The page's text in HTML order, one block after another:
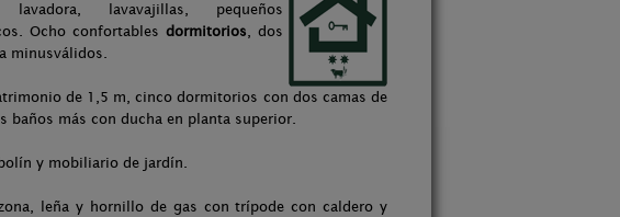
lavavajillas, pequeños
Ocho confortables dormitorios, dos
minusválidos.
de 1,5 m, cinco dormitorios con dos camas de
baños más con ducha en planta superior.
y mobiliario de jardín.
leña y hornillo de gas con trípode con caldero y